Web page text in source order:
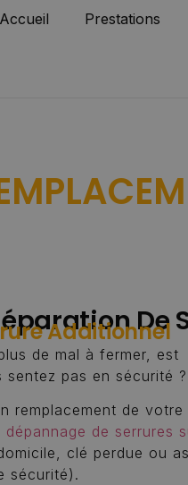
Accueil Prestations
De
Additionnel
de mal à fermer, est
pas en sécurité ?
remplacement de votre
dépannage de serrures
clé perdue ou
sécurité).